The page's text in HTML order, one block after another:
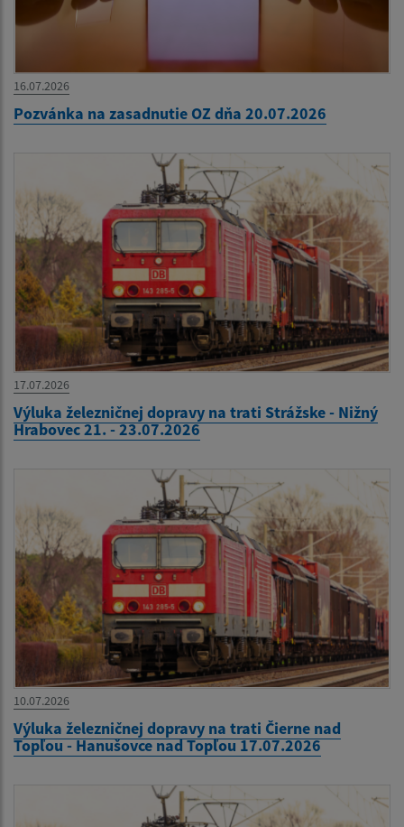
16.07.2026
Pozvánka na zasadnutie OZ dňa 20.07.2026
17.07.2026
Výluka železničnej dopravy na trati Strážske - Nižný
Hrabovec 21. - 23.07.2026
10.07.2026
Výluka železničnej dopravy na trati Čierne nad
Topľou - Hanušovce nad Topľou 17.07.2026